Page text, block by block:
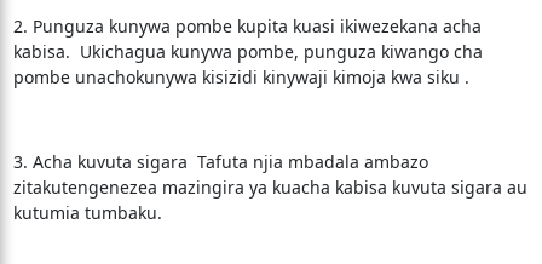
2. Punguza kunywa pombe kupita kuasi ikiwezekana acha
kabisa. Ukichagua kunywa pombe, punguza kiwango cha
pombe unachokunywa kisizidi kinywaji kimoja kwa siku .
3. Acha kuvuta sigara Tafuta njia mbadala ambazo
zitakutengenezea mazingira ya kuacha kabisa kuvuta sigara au
kutumia tumbaku.